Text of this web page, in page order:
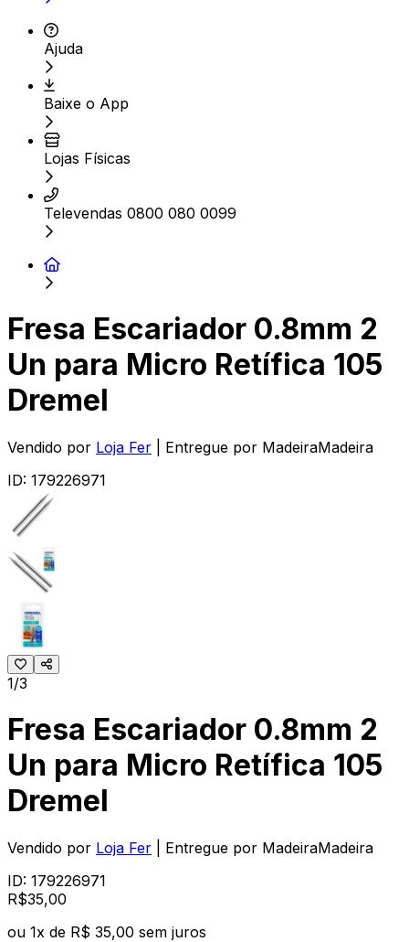
Ajuda
Baixe o App
Lojas Físicas
Televendas 0800 080 0099
Fresa Escariador 0.8mm 2
Un para Micro Retífica 105
Dremel
Vendido por Loja Fer | Entregue por MadeiraMadeira
ID: 179226971
1/3
Fresa Escariador 0.8mm 2
Un para Micro Retífica 105
Dremel
Vendido por Loja Fer | Entregue por MadeiraMadeira
ID: 179226971
R$35,00
ou 1x de R$ 35,00 sem juros